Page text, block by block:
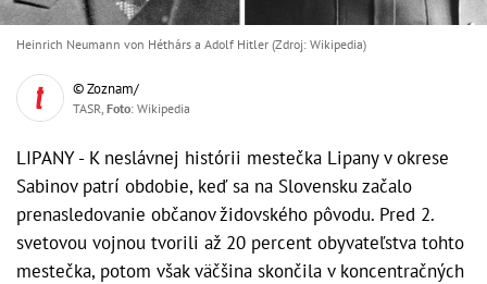
Heinrich Neumann von Héthárs a Adolf Hitler (Zdroj: Wikipedia)
© Zoznam/
TASR, Foto: Wikipedia
LIPANY - K neslávnej histórii mestečka Lipany v okrese
Sabinov patrí obdobie, keď sa na Slovensku začalo
prenasledovanie občanov židovského pôvodu. Pred 2.
svetovou vojnou tvorili až 20 percent obyvateľstva tohto
mestečka, potom však väčšina skončila v koncentračných